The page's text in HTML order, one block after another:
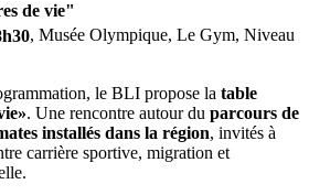
de vie"
, Musée Olympique, Le Gym, Niveau
le BLI propose la table
. Une rencontre autour du parcours de
installés dans la région, invités à
carrière sportive, migration et